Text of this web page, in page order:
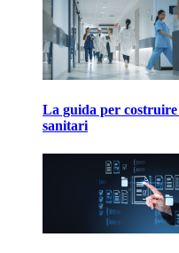
La guida per
sanitari